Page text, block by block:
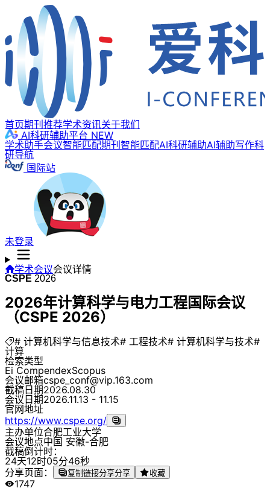
首页期刊推荐学术资讯关于我们
AI科研辅助平台 NEW
学术助手会议智能匹配期刊智能匹配AI科研辅助AI辅助写作科
研导航
国际站
未登录
学术会议会议详情
CSPE 2026
2026年计算科学与电力工程国际会议
（CSPE 2026）
# 计算机科学与信息技术# 工程技术# 计算机科学与技术#
计算
检索类型
Ei CompendexScopus
会议邮箱cspe_conf@vip.163.com
截稿日期2026.08.30
会议日期2026.11.13 - 11.15
官网地址
https://www.cspe.org/
主办单位合肥工业大学
会议地点中国 安徽-合肥
截稿倒计时：
24天12时05分46秒
分享页面：
复制链接分享分享 收藏
1747